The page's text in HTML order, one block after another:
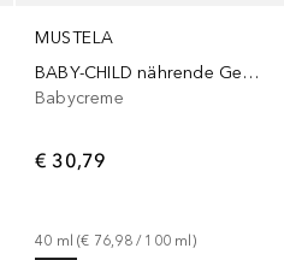
MUSTELA
BABY-CHILD nährende Gesichtscreme mit Cold Cream
Babycreme
€ 30,79
40 ml (€ 76,98 / 100 ml )